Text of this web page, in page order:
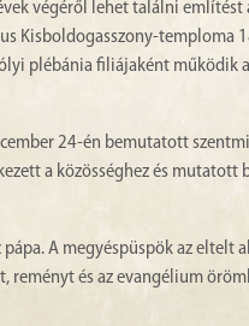
végéről lehet találni említést
Kisboldogasszony-temploma
plébánia filiájaként működik a
24-én bemutatott
a közösséghez és mutatott
A megyéspüspök az eltelt
reményt és az evangélium